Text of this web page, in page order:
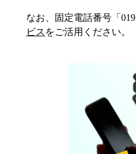
なお、固定電話番号「 019
ビス をご活用ください。